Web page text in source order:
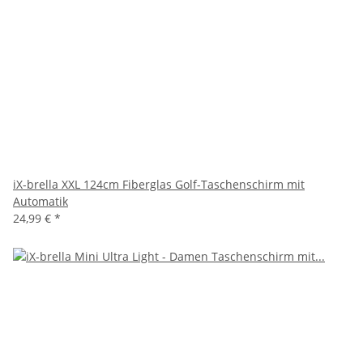
iX-brella XXL 124cm Fiberglas Golf-Taschenschirm mit
Automatik
24,99 € *